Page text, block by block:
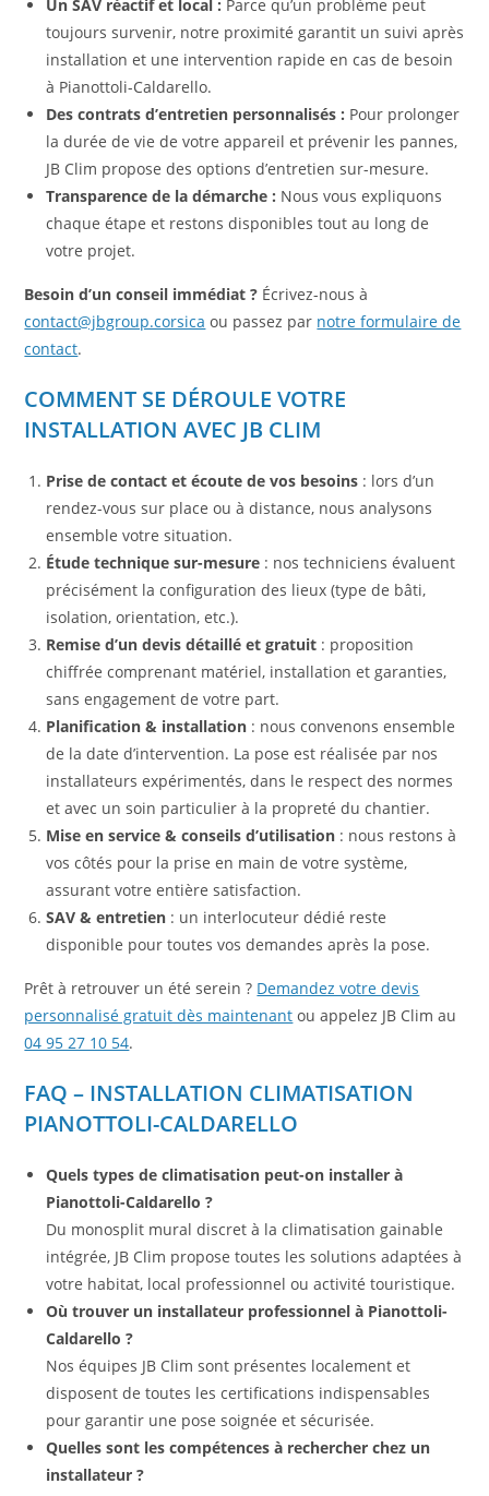
Un SAV réactif et local : Parce qu’un problème peut
toujours survenir, notre proximité garantit un suivi après
installation et une intervention rapide en cas de besoin
à Pianottoli-Caldarello.
Des contrats d’entretien personnalisés : Pour prolonger
la durée de vie de votre appareil et prévenir les pannes,
JB Clim propose des options d’entretien sur-mesure.
Transparence de la démarche : Nous vous expliquons
chaque étape et restons disponibles tout au long de
votre projet.
Besoin d’un conseil immédiat ? Écrivez-nous à
contact@jbgroup.corsica ou passez par notre formulaire de
contact.
COMMENT SE DÉROULE VOTRE
INSTALLATION AVEC JB CLIM
Prise de contact et écoute de vos besoins : lors d’un
rendez-vous sur place ou à distance, nous analysons
ensemble votre situation.
Étude technique sur-mesure : nos techniciens évaluent
précisément la configuration des lieux (type de bâti,
isolation, orientation, etc.).
Remise d’un devis détaillé et gratuit : proposition
chiffrée comprenant matériel, installation et garanties,
sans engagement de votre part.
Planification & installation : nous convenons ensemble
de la date d’intervention. La pose est réalisée par nos
installateurs expérimentés, dans le respect des normes
et avec un soin particulier à la propreté du chantier.
Mise en service & conseils d’utilisation : nous restons à
vos côtés pour la prise en main de votre système,
assurant votre entière satisfaction.
SAV & entretien : un interlocuteur dédié reste
disponible pour toutes vos demandes après la pose.
Prêt à retrouver un été serein ? Demandez votre devis
personnalisé gratuit dès maintenant ou appelez JB Clim au
04 95 27 10 54.
FAQ – INSTALLATION CLIMATISATION
PIANOTTOLI-CALDARELLO
Quels types de climatisation peut-on installer à
Pianottoli-Caldarello ?
Du monosplit mural discret à la climatisation gainable
intégrée, JB Clim propose toutes les solutions adaptées à
votre habitat, local professionnel ou activité touristique.
Où trouver un installateur professionnel à Pianottoli-
Caldarello ?
Nos équipes JB Clim sont présentes localement et
disposent de toutes les certifications indispensables
pour garantir une pose soignée et sécurisée.
Quelles sont les compétences à rechercher chez un
installateur ?